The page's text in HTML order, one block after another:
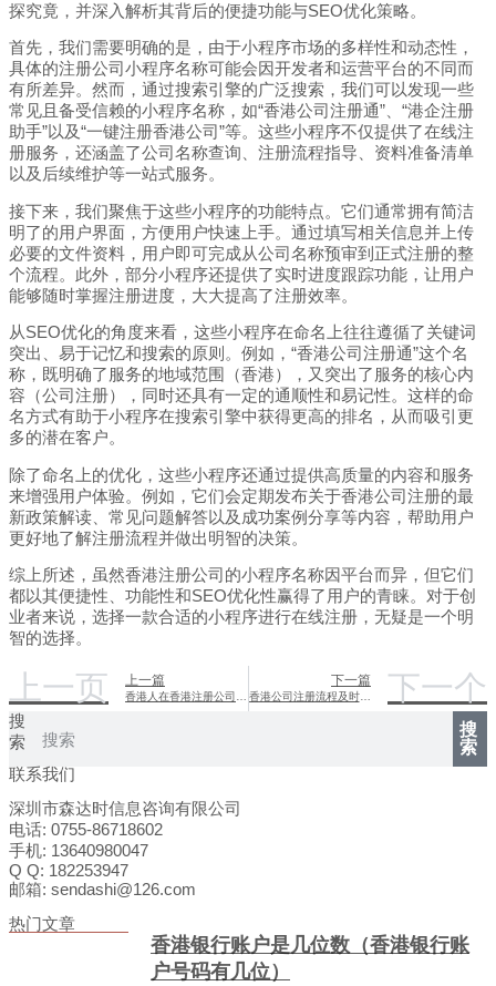
探究竟，并深入解析其背后的便捷功能与SEO优化策略。
首先，我们需要明确的是，由于小程序市场的多样性和动态性，
具体的注册公司小程序名称可能会因开发者和运营平台的不同而
有所差异。然而，通过搜索引擎的广泛搜索，我们可以发现一些
常见且备受信赖的小程序名称，如“香港公司注册通”、“港企注册
助手”以及“一键注册香港公司”等。这些小程序不仅提供了在线注
册服务，还涵盖了公司名称查询、注册流程指导、资料准备清单
以及后续维护等一站式服务。
接下来，我们聚焦于这些小程序的功能特点。它们通常拥有简洁
明了的用户界面，方便用户快速上手。通过填写相关信息并上传
必要的文件资料，用户即可完成从公司名称预审到正式注册的整
个流程。此外，部分小程序还提供了实时进度跟踪功能，让用户
能够随时掌握注册进度，大大提高了注册效率。
从SEO优化的角度来看，这些小程序在命名上往往遵循了关键词
突出、易于记忆和搜索的原则。例如，“香港公司注册通”这个名
称，既明确了服务的地域范围（香港），又突出了服务的核心内
容（公司注册），同时还具有一定的通顺性和易记性。这样的命
名方式有助于小程序在搜索引擎中获得更高的排名，从而吸引更
多的潜在客户。
除了命名上的优化，这些小程序还通过提供高质量的内容和服务
来增强用户体验。例如，它们会定期发布关于香港公司注册的最
新政策解读、常见问题解答以及成功案例分享等内容，帮助用户
更好地了解注册流程并做出明智的决策。
综上所述，虽然香港注册公司的小程序名称因平台而异，但它们
都以其便捷性、功能性和SEO优化性赢得了用户的青睐。对于创
业者来说，选择一款合适的小程序进行在线注册，无疑是一个明
智的选择。
上一页 上一篇 下一篇
香港公司注册流程及时效性分析 下一个
搜
索
搜
索
联系我们
深圳市森达时信息咨询有限公司
电话: 0755-86718602
手机: 13640980047
Q Q: 182253947
邮箱: sendashi@126.com
热门文章
香港银行账户是几位数（香港银行账
户号码有几位）